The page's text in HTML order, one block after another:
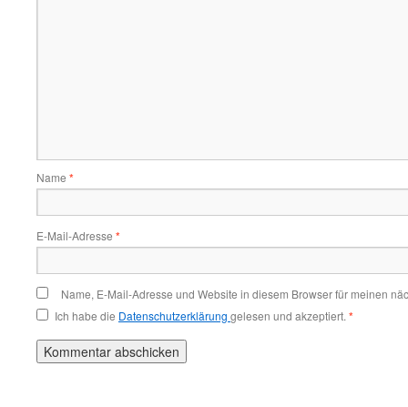
Name *
E-Mail-Adresse *
Name, E-Mail-Adresse und Website in diesem Browser für meinen
Ich habe die Datenschutzerklärung gelesen und akzeptiert. *